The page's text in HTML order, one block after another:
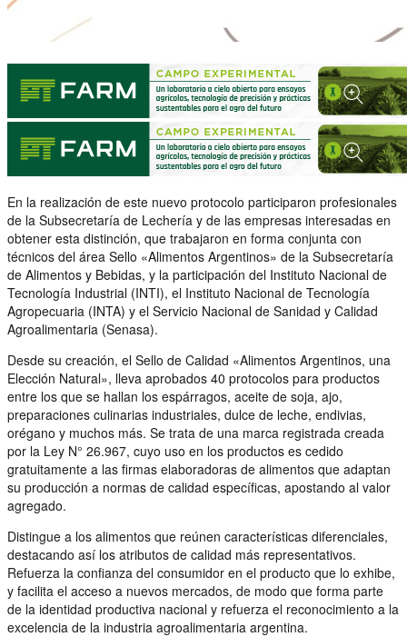
En la realización de este nuevo protocolo participaron profesionales
de la Subsecretaría de Lechería y de las empresas interesadas en
obtener esta distinción, que trabajaron en forma conjunta con
técnicos del área Sello «Alimentos Argentinos» de la Subsecretaría
de Alimentos y Bebidas, y la participación del Instituto Nacional de
Tecnología Industrial (INTI), el Instituto Nacional de Tecnología
Agropecuaria (INTA) y el Servicio Nacional de Sanidad y Calidad
Agroalimentaria (Senasa).
Desde su creación, el Sello de Calidad «Alimentos Argentinos, una
Elección Natural», lleva aprobados 40 protocolos para productos
entre los que se hallan los espárragos, aceite de soja, ajo,
preparaciones culinarias industriales, dulce de leche, endivias,
orégano y muchos más. Se trata de una marca registrada creada
por la Ley N° 26.967, cuyo uso en los productos es cedido
gratuitamente a las firmas elaboradoras de alimentos que adaptan
su producción a normas de calidad específicas, apostando al valor
agregado.
Distingue a los alimentos que reúnen características diferenciales,
destacando así los atributos de calidad más representativos.
Refuerza la confianza del consumidor en el producto que lo exhibe,
y facilita el acceso a nuevos mercados, de modo que forma parte
de la identidad productiva nacional y refuerza el reconocimiento a la
excelencia de la industria agroalimentaria argentina.